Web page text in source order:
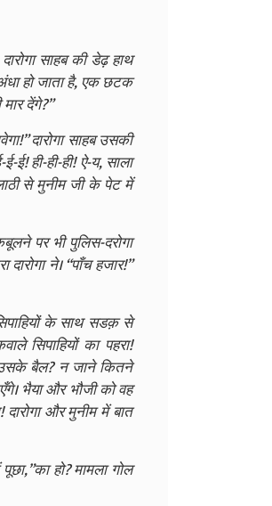
साहब की डेढ़ हाथ
हो जाता है, एक छटक
देंगे?”
दारोगा साहब उसकी
ई! ही-ही-ही! ऐ-य, साला
से मुनीम जी के पेट में
पर भी पुलिस-दरोगा
ने। “पाँच हजार!”
के साथ सडक़ से
सिपाहियों का पहरा!
उसके बैल? न जाने कितने
भैया और भौजी को वह
और मुनीम में बात
हो? मामला गोल